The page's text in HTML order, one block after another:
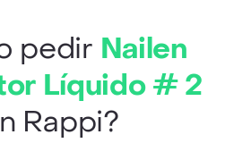
pedir Nailen
Líquido # 2
Rappi?